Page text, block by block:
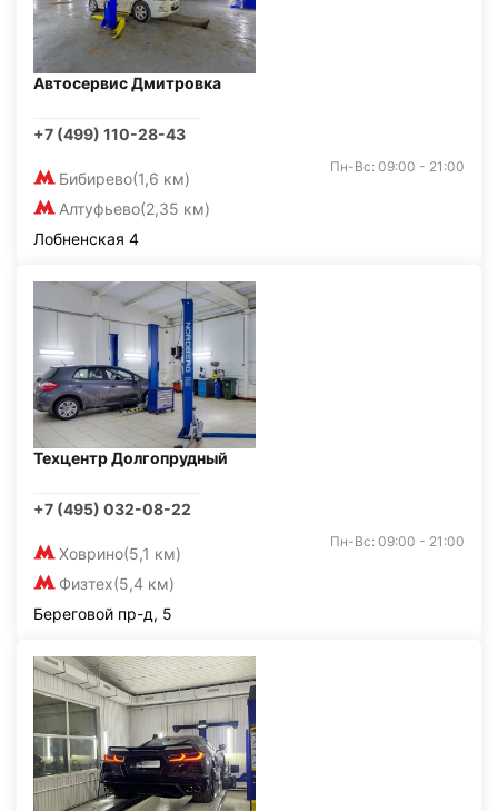
Автосервис Дмитровка
+7 (499) 110-28-43
Бибирево(1,6 км)
Алтуфьево(2,35 км)
Пн-Вс: 09:00 - 21:00
Лобненская 4
Техцентр Долгопрудный
+7 (495) 032-08-22
Ховрино(5,1 км)
Физтех(5,4 км)
Пн-Вс: 09:00 - 21:00
Береговой пр-д, 5